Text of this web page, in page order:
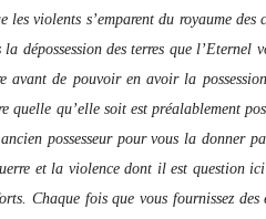
les violents s’emparent du royaume
dépossession des terres que l’Eternel
avant de pouvoir en avoir la
quelle qu’elle soit est préalablement
possesseur pour vous la donner
et la violence dont il est question
Chaque fois que vous fournissez